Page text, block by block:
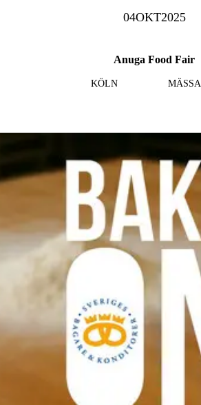
04OKT2025
Anuga Food Fair
KÖLN MÄSSA